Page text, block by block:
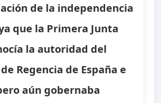
de la independencia
que la Primera Junta
la autoridad del
Regencia de España e
aún gobernaba